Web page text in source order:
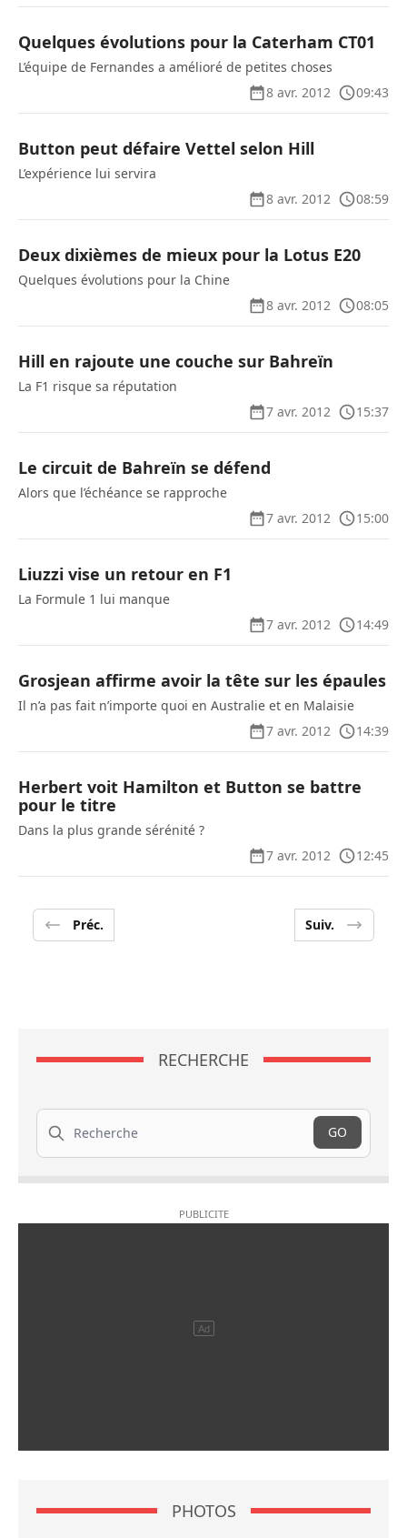
Quelques évolutions pour la Caterham CT01
L’équipe de Fernandes a amélioré de petites choses
8 avr. 2012
09:43
Button peut défaire Vettel selon Hill
L’expérience lui servira
8 avr. 2012
08:59
Deux dixièmes de mieux pour la Lotus E20
Quelques évolutions pour la Chine
8 avr. 2012
08:05
Hill en rajoute une couche sur Bahreïn
La F1 risque sa réputation
7 avr. 2012
15:37
Le circuit de Bahreïn se défend
Alors que l’échéance se rapproche
7 avr. 2012
15:00
Liuzzi vise un retour en F1
La Formule 1 lui manque
7 avr. 2012
14:49
Grosjean affirme avoir la tête sur les épaules
Il n’a pas fait n’importe quoi en Australie et en Malaisie
7 avr. 2012
14:39
Herbert voit Hamilton et Button se battre
pour le titre
Dans la plus grande sérénité ?
7 avr. 2012
12:45
Préc. Suiv.
RECHERCHE
Recherche
GO
PHOTOS